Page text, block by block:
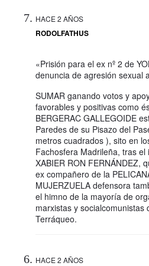
HACE 2 AÑOS
RODOLFATHUS
«Prisión para el ex nº 2 de
denuncia de agresión sexual
SUMAR ganando votos y
favorables y positivas como
BERGERAC GALLEGOIDE
Paredes de su Pisazo del
metros cuadrados ), sito en
Fachosfera Madrileña, tras
XABIER RON FERNÁNDEZ,
ex compañero de la
MUJERZUELA defensora
el himno de la mayoría de
marxistas y socialcomunistas
Terráqueo.
HACE 2 AÑOS